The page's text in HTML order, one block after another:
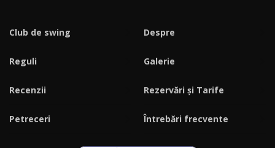
Club de swing Despre
Reguli Galerie
Recenzii Rezervări și Tarife
Petreceri Întrebări frecvente